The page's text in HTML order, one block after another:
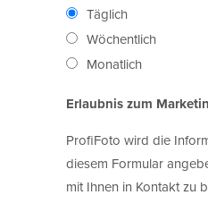
Täglich
Wöchentlich
Monatlich
Erlaubnis zum
ProfiFoto wird die
diesem Formular
mit Ihnen in Kontakt zu